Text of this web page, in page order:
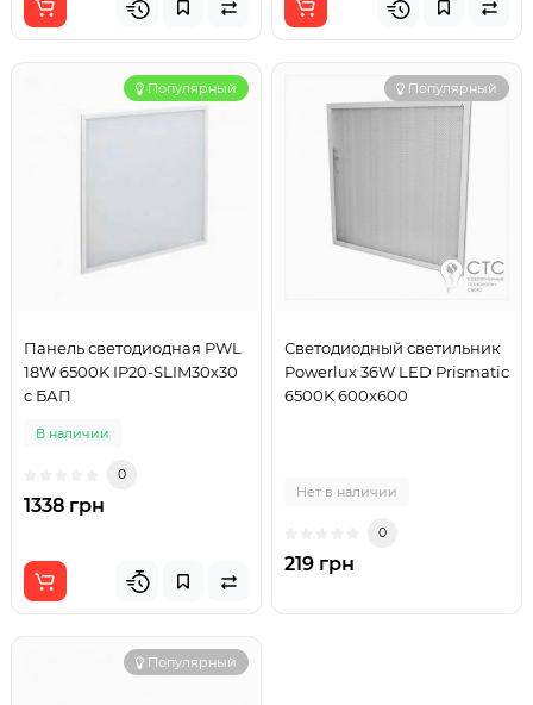
Популярный
Панель светодиодная PWL
18W 6500K IP20-SLIM30х30
c БАП
В наличии
0
1338 грн
Популярный
Светодиодный светильник
Powerlux 36W LED Prismatic
6500K 600x600
Нет в наличии
0
219 грн
Популярный